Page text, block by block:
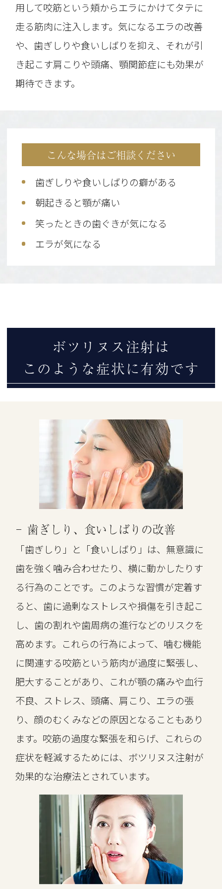
用して咬筋という頬からエラにかけてタテに
走る筋肉に注入します。気になるエラの改善
や、歯ぎしりや食いしばりを抑え、それが引
き起こす肩こりや頭痛、顎関節症にも効果が
期待できます。
こんな場合はご相談ください
歯ぎしりや食いしばりの癖がある
朝起きると顎が痛い
笑ったときの歯ぐきが気になる
エラが気になる
ボツリヌス注射は
このような症状に有効です
歯ぎしり、食いしばりの改善
「歯ぎしり」と「食いしばり」は、無意識に
歯を強く噛み合わせたり、横に動かしたりす
る行為のことです。このような習慣が定着す
ると、歯に過剰なストレスや損傷を引き起こ
し、歯の割れや歯周病の進行などのリスクを
高めます。これらの行為によって、噛む機能
に関連する咬筋という筋肉が過度に緊張し、
肥大することがあり、これが顎の痛みや血行
不良、ストレス、頭痛、肩こり、エラの張
り、顔のむくみなどの原因となることもあり
ます。咬筋の過度な緊張を和らげ、これらの
症状を軽減するためには、 ボツリヌス注射が
効果的な治療法とされています。